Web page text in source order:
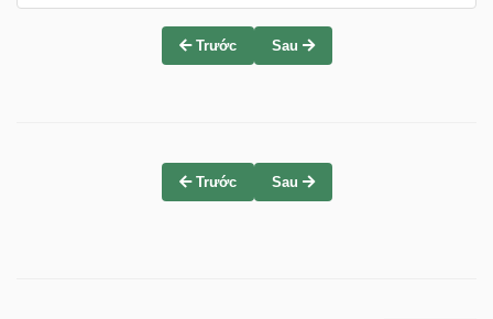
Trước Sau
Trước Sau